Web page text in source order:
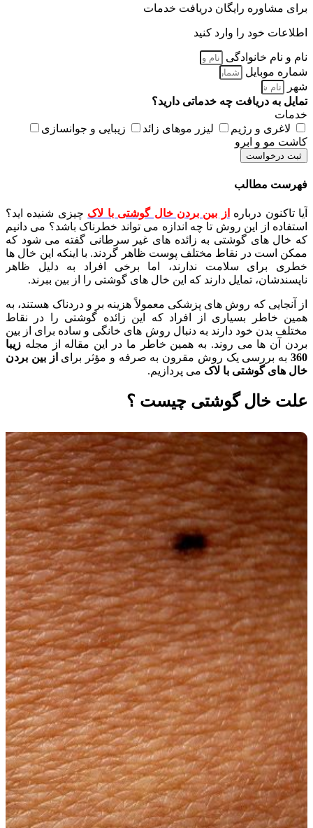
برای مشاوره رایگان دریافت خدمات
اطلاعات خود را وارد کنید
نام و نام خانوادگی
شماره موبایل
شهر
تمایل به دریافت چه خدماتی دارید؟
خدمات
لاغری و رژیم
لیزر موهای زائد
زیبایی و جوانسازی
کاشت مو و ابرو
ثبت درخواست
فهرست مطالب
آیا تاکنون درباره از بین بردن خال گوشتی با لاک چیزی شنیده اید؟
استفاده از این روش تا چه اندازه می تواند خطرناک باشد؟ می دانیم
که خال های گوشتی به زائده های غیر سرطانی گفته می شود که
ممکن است در نقاط مختلف پوست ظاهر گردند. با اینکه این خال ها
خطری برای سلامت ندارند، اما برخی افراد به دلیل ظاهر
ناپسندشان، تمایل دارند که این خال های گوشتی را از بین ببرند.
از آنجایی که روش های پزشکی معمولاً هزینه بر و دردناک هستند، به
همین خاطر بسیاری از افراد که این زائده گوشتی را در نقاط
مختلف بدن خود دارند به دنبال روش های خانگی و ساده برای از بین
بردن آن ها می روند. به همین خاطر ما در این مقاله از مجله زیبا
360به بررسی یک روش مقرون به صرفه و مؤثر برای از بین بردن
خال های گوشتی با لاک می پردازیم.
علت خال گوشتی چیست ؟